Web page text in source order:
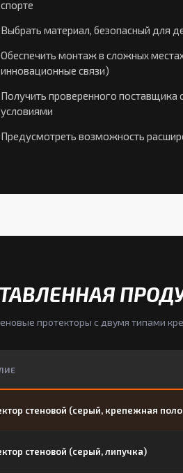
спорте
Выбрать материал, безопасный для
Обеспечить монтаж в сложных
инновационные связи)
Получить проверенного поставщика
условиями
Предусмотреть возможность
протекторы с двумя типами
стеновой (серый, крепежная
стеновой (серый, липучка)